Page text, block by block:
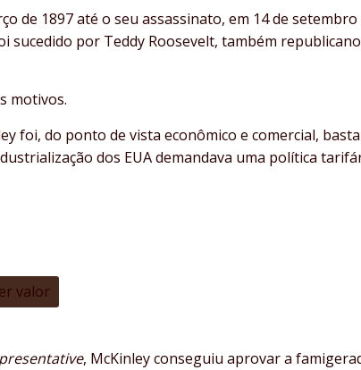
de 1897 até o seu assassinato, em 14 de setembro
sucedido por Teddy Roosevelt, também
motivos.
foi, do ponto de vista econômico e comercial,
dos EUA demandava uma política
valor
, McKinley conseguiu aprovar a